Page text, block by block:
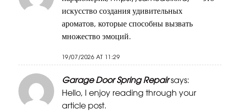
искусство создания удивительных
ароматов, которые способны вызвать
множество эмоций.
19/07/2026 AT 11:29
Garage Door Spring Repairsays:
Hello, I enjoy reading through your
article post.